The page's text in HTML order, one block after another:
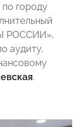
городу
РОССИИ»,
аудиту,
.